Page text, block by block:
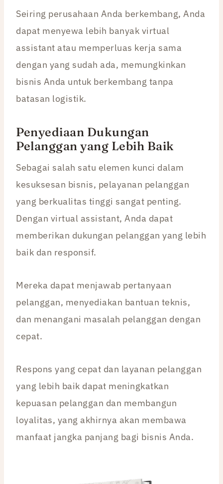
Seiring perusahaan Anda berkembang, Anda
dapat menyewa lebih banyak virtual
assistant atau memperluas kerja sama
dengan yang sudah ada, memungkinkan
bisnis Anda untuk berkembang tanpa
batasan logistik.
Penyediaan Dukungan
Pelanggan yang Lebih Baik
Sebagai salah satu elemen kunci dalam
kesuksesan bisnis, pelayanan pelanggan
yang berkualitas tinggi sangat penting.
Dengan virtual assistant, Anda dapat
memberikan dukungan pelanggan yang lebih
baik dan responsif.
Mereka dapat menjawab pertanyaan
pelanggan, menyediakan bantuan teknis,
dan menangani masalah pelanggan dengan
cepat.
Respons yang cepat dan layanan pelanggan
yang lebih baik dapat meningkatkan
kepuasan pelanggan dan membangun
loyalitas, yang akhirnya akan membawa
manfaat jangka panjang bagi bisnis Anda.